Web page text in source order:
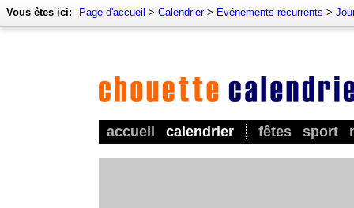
accueil calendrier fêtes sport
Vous êtes ici: Page d'accueil > Calendrier> Événements récurrents >